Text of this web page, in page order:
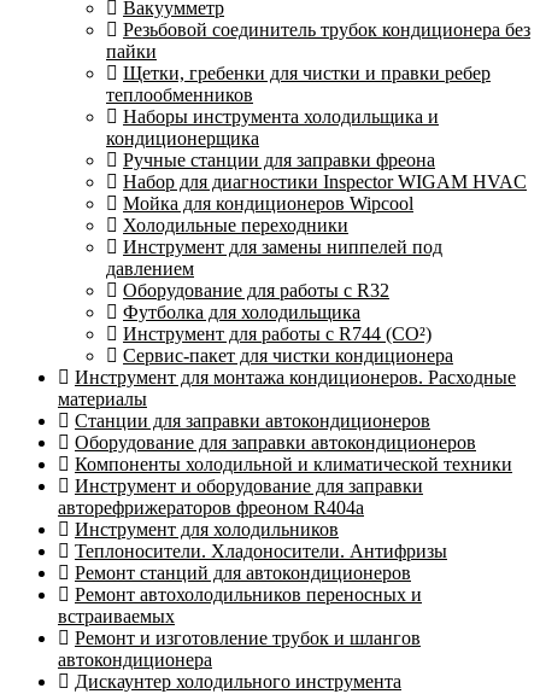
Вакуумметр
Резьбовой соединитель трубок кондиционера без
пайки
Щетки, гребенки для чистки и правки ребер
теплообменников
Наборы инструмента холодильщика и
кондиционерщика
Ручные станции для заправки фреона
Набор для диагностики Inspector WIGAM HVAC
Мойка для кондиционеров Wipcool
Холодильные переходники
Инструмент для замены ниппелей под
давлением
Оборудование для работы с R32
Футболка для холодильщика
Инструмент для работы с R744 (CO²)
Сервис-пакет для чистки кондиционера
Инструмент для монтажа кондиционеров. Расходные
материалы
Станции для заправки автокондиционеров
Оборудование для заправки автокондиционеров
Компоненты холодильной и климатической техники
Инструмент и оборудование для заправки
авторефрижераторов фреоном R404a
Инструмент для холодильников
Теплоносители. Хладоносители. Антифризы
Ремонт станций для автокондиционеров
Ремонт автохолодильников переносных и
встраиваемых
Ремонт и изготовление трубок и шлангов
автокондиционера
Дискаунтер холодильного инструмента